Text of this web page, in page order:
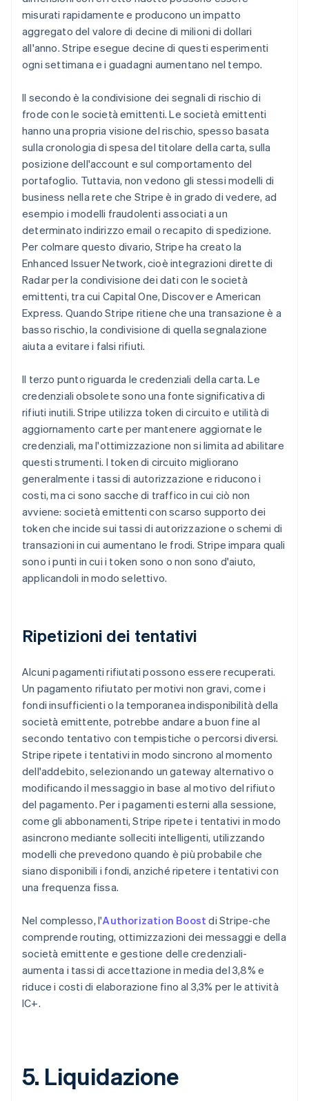
misurati rapidamente e producono un impatto
aggregato del valore di decine di milioni di dollari
all'anno. Stripe esegue decine di questi esperimenti
ogni settimana e i guadagni aumentano nel tempo.
Il secondo è la condivisione dei segnali di rischio di
frode con le società emittenti. Le società emittenti
hanno una propria visione del rischio, spesso basata
sulla cronologia di spesa del titolare della carta, sulla
posizione dell'account e sul comportamento del
portafoglio. Tuttavia, non vedono gli stessi modelli di
business nella rete che Stripe è in grado di vedere, ad
esempio i modelli fraudolenti associati a un
determinato indirizzo email o recapito di spedizione.
Per colmare questo divario, Stripe ha creato la
Enhanced Issuer Network, cioè integrazioni dirette di
Radar per la condivisione dei dati con le società
emittenti, tra cui Capital One, Discover e American
Express. Quando Stripe ritiene che una transazione è a
basso rischio, la condivisione di quella segnalazione
aiuta a evitare i falsi rifiuti.
Il terzo punto riguarda le credenziali della carta. Le
credenziali obsolete sono una fonte significativa di
rifiuti inutili. Stripe utilizza token di circuito e utilità di
aggiornamento carte per mantenere aggiornate le
credenziali, ma l'ottimizzazione non si limita ad abilitare
questi strumenti. I token di circuito migliorano
generalmente i tassi di autorizzazione e riducono i
costi, ma ci sono sacche di traffico in cui ciò non
avviene: società emittenti con scarso supporto dei
token che incide sui tassi di autorizzazione o schemi di
transazioni in cui aumentano le frodi. Stripe impara quali
sono i punti in cui i token sono o non sono d'aiuto,
applicandoli in modo selettivo.
Ripetizioni dei tentativi
Alcuni pagamenti rifiutati possono essere recuperati.
Un pagamento rifiutato per motivi non gravi, come i
fondi insufficienti o la temporanea indisponibilità della
società emittente, potrebbe andare a buon fine al
secondo tentativo con tempistiche o percorsi diversi.
Stripe ripete i tentativi in modo sincrono al momento
dell'addebito, selezionando un gateway alternativo o
modificando il messaggio in base al motivo del rifiuto
del pagamento. Per i pagamenti esterni alla sessione,
come gli abbonamenti, Stripe ripete i tentativi in modo
asincrono mediante solleciti intelligenti, utilizzando
modelli che prevedono quando è più probabile che
siano disponibili i fondi, anziché ripetere i tentativi con
una frequenza fissa.
Nel complesso, l'Authorization Boost di Stripe-che
comprende routing, ottimizzazioni dei messaggi e della
società emittente e gestione delle credenziali-
aumenta i tassi di accettazione in media del 3,8% e
riduce i costi di elaborazione fino al 3,3% per le attività
IC+.
5. Liquidazione